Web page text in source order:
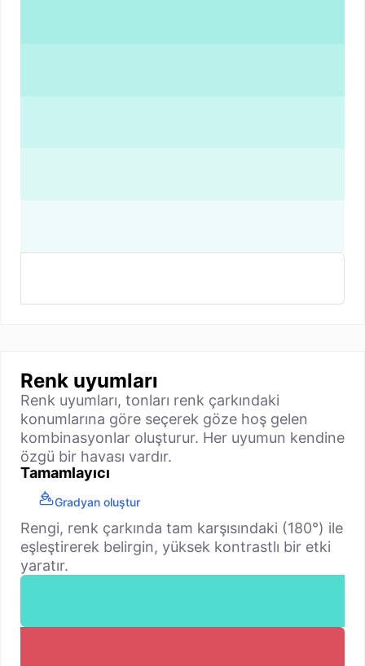
Renk uyumları
Renk uyumları, tonları renk çarkındaki
konumlarına göre seçerek göze hoş gelen
kombinasyonlar oluşturur. Her uyumun kendine
özgü bir havası vardır.
Tamamlayıcı
Gradyan oluştur
Rengi, renk çarkında tam karşısındaki (180°) ile
eşleştirerek belirgin, yüksek kontrastlı bir etki
yaratır.